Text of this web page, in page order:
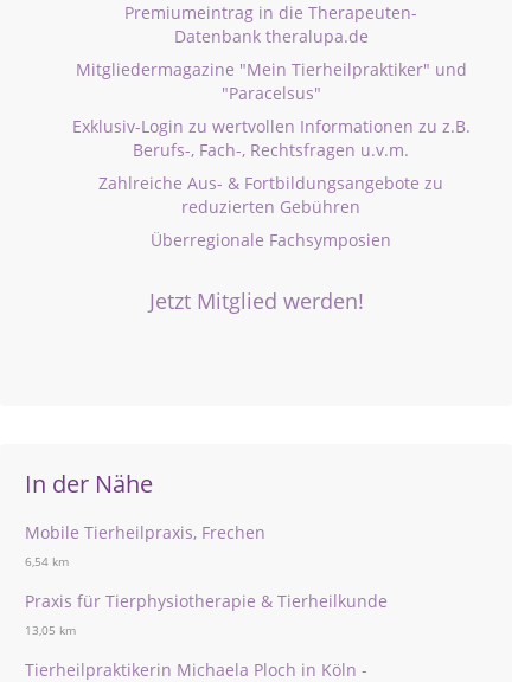
Premiumeintrag in die Therapeuten-
Datenbank theralupa.de
Mitgliedermagazine "Mein Tierheilpraktiker" und
"Paracelsus"
Exklusiv-Login zu wertvollen Informationen zu z.B.
Berufs-, Fach-, Rechtsfragen u.v.m.
Zahlreiche Aus- & Fortbildungsangebote zu
reduzierten Gebühren
Überregionale Fachsymposien
Jetzt Mitglied werden!
In der Nähe
Mobile Tierheilpraxis, Frechen
6,54 km
Praxis für Tierphysiotherapie & Tierheilkunde
13,05 km
Tierheilpraktikerin Michaela Ploch in Köln -